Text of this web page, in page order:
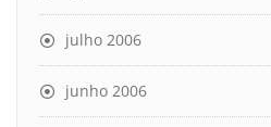
julho 2006
junho 2006